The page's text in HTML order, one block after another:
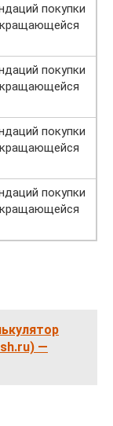
покупки
покупки
покупки
покупки
—